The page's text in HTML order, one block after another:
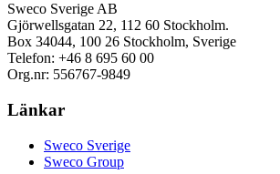
Sweco Sverige AB
Gjörwellsgatan 22, 112 60 Stockholm.
Box 34044, 100 26 Stockholm, Sverige
Telefon: +46 8 695 60 00
Org.nr: 556767-9849
Länkar
Sweco Sverige
Sweco Group